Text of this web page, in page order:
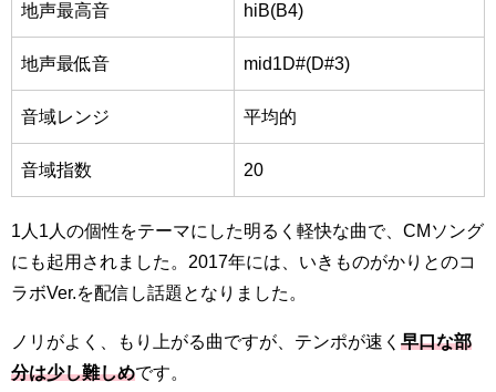
地声最高音 hiB(B4)
地声最低音 mid1D#(D#3)
音域レンジ 平均的
音域指数 20
1人1人の個性をテーマにした明るく軽快な曲で、CMソング
にも起用されました。2017年には、いきものがかりとのコ
ラボVer.を配信し話題となりました。
ノリがよく、もり上がる曲ですが、テンポが速く 早口な部
分は少し難しめです。